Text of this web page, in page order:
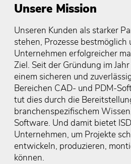
Unsere Mission
Unseren Kunden als starker
stehen, Prozesse
Unternehmen erfolgreicher
Ziel. Seit der Gründung im
einem sicheren und
Bereichen CAD- und PDM-
tut dies durch die
branchenspezifischem
Software. Und damit bietet
Unternehmen, um Projekte
entwickeln, produzieren,
können.